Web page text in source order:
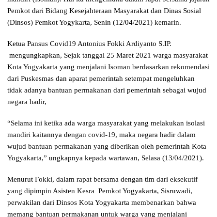
Pemkot dari Bidang Kesejahteraan Masyarakat dan Dinas Sosial
(Dinsos) Pemkot Yogykarta, Senin (12/04/2021) kemarin.
Ketua Pansus Covid19 Antonius Fokki Ardiyanto S.IP.
mengungkapkan, Sejak tanggal 25 Maret 2021 warga masyarakat
Kota Yogyakarta yang menjalani Isoman berdasarkan rekomendasi
dari Puskesmas dan aparat pemerintah setempat mengeluhkan
tidak adanya bantuan permakanan dari pemerintah sebagai wujud
negara hadir,
“Selama ini ketika ada warga masyarakat yang melakukan isolasi
mandiri kaitannya dengan covid-19, maka negara hadir dalam
wujud bantuan permakanan yang diberikan oleh pemerintah Kota
Yogyakarta,” ungkapnya kepada wartawan, Selasa (13/04/2021).
Menurut Fokki, dalam rapat bersama dengan tim dari eksekutif
yang dipimpin Asisten Kesra Pemkot Yogyakarta, Sisruwadi,
perwakilan dari Dinsos Kota Yogyakarta membenarkan bahwa
memang bantuan permakanan untuk warga yang menjalani